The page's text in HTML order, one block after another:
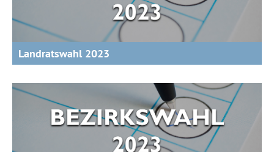
Landratswahl 2023